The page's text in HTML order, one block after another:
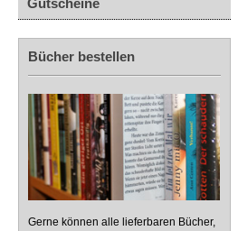
Gutscheine
Bücher bestellen
Gerne können alle lieferbaren Bücher,